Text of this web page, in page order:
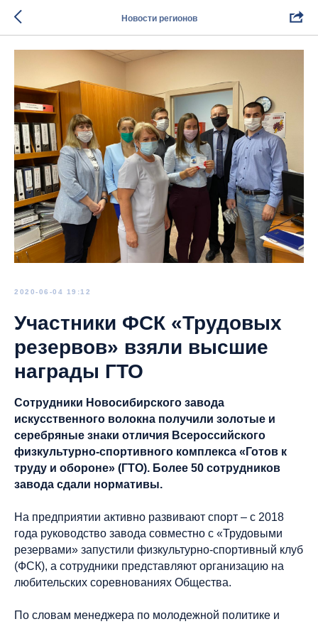
Новости регионов
2020-06-04 19:12
Участники ФСК «Трудовых
резервов» взяли высшие
награды ГТО
Сотрудники Новосибирского завода
искусственного волокна получили золотые и
серебряные знаки отличия Всероссийского
физкультурно-спортивного комплекса «Готов к
труду и обороне» (ГТО). Более 50 сотрудников
завода сдали нормативы.
На предприятии активно развивают спорт – с 2018
года руководство завода совместно с «Трудовыми
резервами» запустили физкультурно-спортивный клуб
(ФСК), а сотрудники представляют организацию на
любительских соревнованиях Общества.
По словам менеджера по молодежной политике и